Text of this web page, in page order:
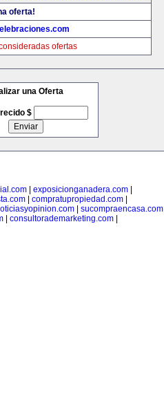
oferta!
ofertas
una Oferta
$
exposicionganadera.com
compratupropiedad.com
| sucompraencasa.com|
consultorademarketing.com